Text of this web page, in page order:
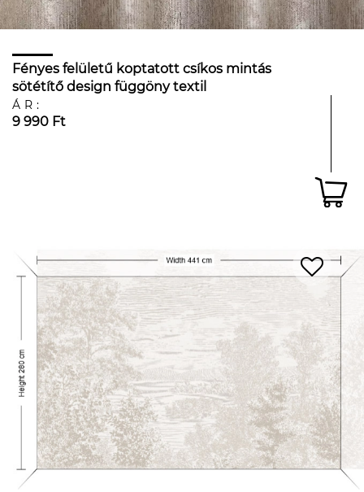
Fényes felületű koptatott csíkos mintás
sötétítő design függöny textil
ÁR:
9 990 Ft